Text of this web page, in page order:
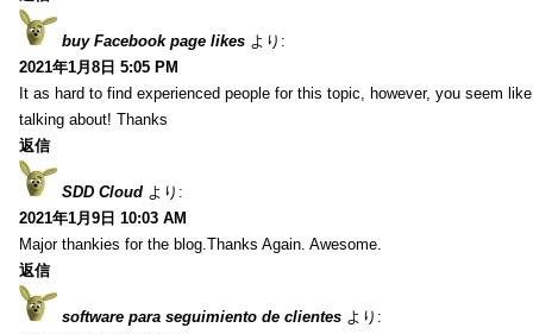
buy Facebook page likes より:
2021年1月8日 5:05 PM
It as hard to find experienced people for this topic, however, you seem
talking about! Thanks
返信
SDD Cloud より:
2021年1月9日 10:03 AM
Major thankies for the blog.Thanks Again. Awesome.
返信
software para seguimiento de clientes より: